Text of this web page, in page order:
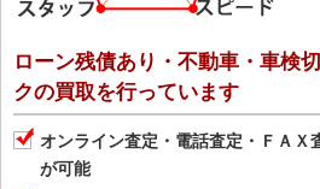
ローン残債あり・不動車・車検
クの買取を行っています
オンライン査定・電話査定・ＦＡＸ
が可能